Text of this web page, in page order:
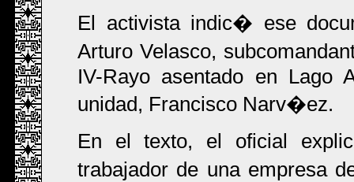
El activista indic� ese
Arturo Velasco,
IV-Rayo asentado en Lago
unidad, Francisco Narv�ez.
En el texto, el oficial
trabajador de una empresa